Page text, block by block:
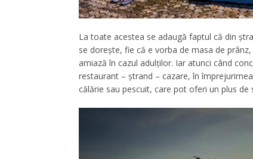
La toate acestea se adaugă faptul că din
se dorește, fie că e vorba de masa de
amiază în cazul adulților. Iar atunci când
restaurant – ștrand – cazare, în
călărie sau pescuit, care pot oferi un plus de